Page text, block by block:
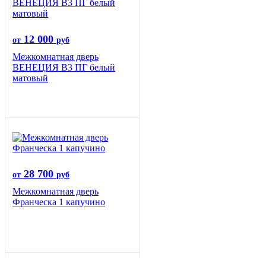
от 12 000 руб
Межкомнатная дверь
ВЕНЕЦИЯ B3 ПГ белый
матовый
от 28 700 руб
Межкомнатная дверь
Франческа 1 капучино